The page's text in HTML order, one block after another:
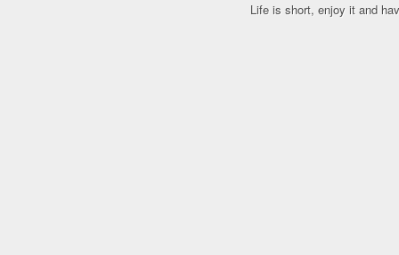
Life is short, enjoy it and